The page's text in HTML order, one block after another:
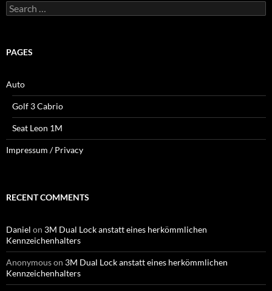
Search
for:
PAGES
Auto
Golf 3 Cabrio
Seat Leon 1M
Impressum / Privacy
RECENT COMMENTS
Daniel on 3M Dual Lock anstatt eines herkömmlichen
Kennzeichenhalters
Anonymouson 3M Dual Lock anstatt eines herkömmlichen
Kennzeichenhalters